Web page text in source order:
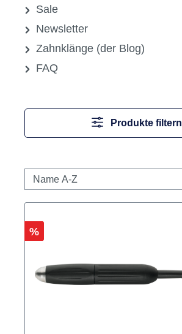
Sale
Newsletter
Zahnklänge (der Blog)
FAQ
Produkte filtern
Rabatt
%